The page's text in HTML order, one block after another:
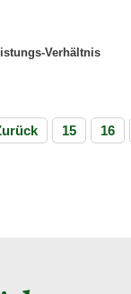
Verhältnis
15 16